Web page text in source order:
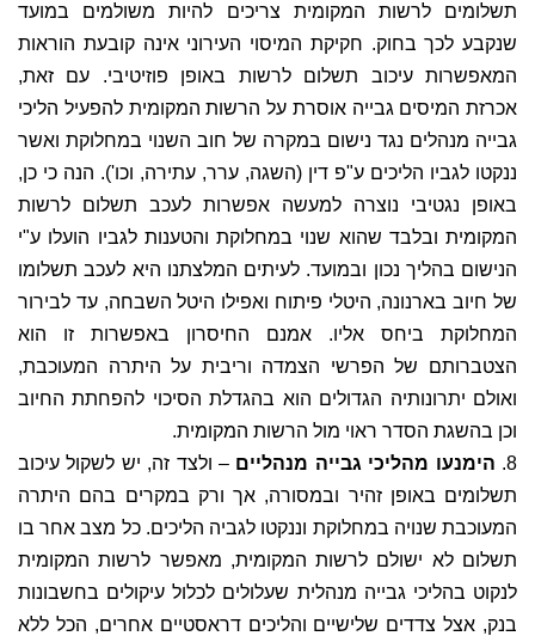
תשלומים לרשות המקומית צריכים להיות משולמים במועד
שנקבע לכך בחוק. חקיקת המיסוי העירוני אינה קובעת הוראות
המאפשרות עיכוב תשלום לרשות באופן פוזיטיבי. עם זאת,
אכרזת המיסים גבייה אוסרת על הרשות המקומית להפעיל הליכי
גבייה מנהלים נגד נישום במקרה של חוב השנוי במחלוקת ואשר
ננקטו לגביו הליכים ע"פ דין (השגה, ערר, עתירה, וכו'). הנה כי כן,
באופן נגטיבי נוצרה למעשה אפשרות לעכב תשלום לרשות
המקומית ובלבד שהוא שנוי במחלוקת והטענות לגביו הועלו ע"י
הנישום בהליך נכון ובמועד. לעיתים המלצתנו היא לעכב תשלומו
של חיוב בארנונה, היטלי פיתוח ואפילו היטל השבחה, עד לבירור
המחלוקת ביחס אליו. אמנם החיסרון באפשרות זו הוא
הצטברותם של הפרשי הצמדה וריבית על היתרה המעוכבת,
ואולם יתרונותיה הגדולים הוא בהגדלת הסיכוי להפחתת החיוב
וכן בהשגת הסדר ראוי מול הרשות המקומית.
8. הימנעו מהליכי גבייה מנהליים – ולצד זה, יש לשקול עיכוב
תשלומים באופן זהיר ובמסורה, אך ורק במקרים בהם היתרה
המעוכבת שנויה במחלוקת וננקטו לגביה הליכים. כל מצב אחר בו
תשלום לא ישולם לרשות המקומית, מאפשר לרשות המקומית
לנקוט בהליכי גבייה מנהלית שעלולים לכלול עיקולים בחשבונות
בנק, אצל צדדים שלישיים והליכים דראסטיים אחרים, הכל ללא